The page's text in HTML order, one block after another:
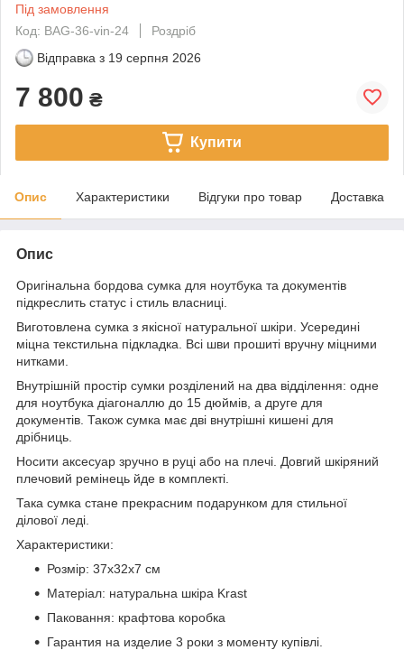
Під замовлення
Код: BAG-36-vin-24
Роздріб
Відправка з 19 серпня 2026
7 800 ₴
Купити
Опис Характеристики Відгуки про товар Доставка
Опис
Оригінальна бордова сумка для ноутбука та документів
підкреслить статус і стиль власниці.
Виготовлена сумка з якісної натуральної шкіри. Усередині
міцна текстильна підкладка. Всі шви прошиті вручну міцними
нитками.
Внутрішній простір сумки розділений на два відділення: одне
для ноутбука діагоналлю до 15 дюймів, а друге для
документів. Також сумка має дві внутрішні кишені для
дрібниць.
Носити аксесуар зручно в руці або на плечі. Довгий шкіряний
плечовий ремінець йде в комплекті.
Така сумка стане прекрасним подарунком для стильної
ділової леді.
Характеристики:
Розмір: 37х32х7 см
Матеріал: натуральна шкіра Krast
Паковання: крафтова коробка
Гарантия на изделие 3 роки з моменту купівлі.